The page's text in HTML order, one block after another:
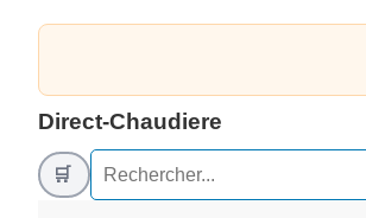
Direct-Chaudiere
🛒